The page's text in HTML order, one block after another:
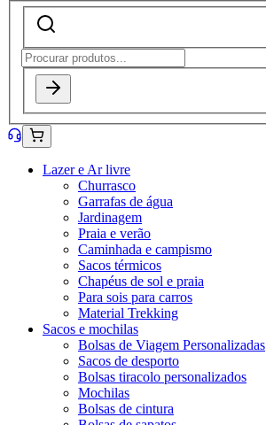
Lazer e Ar livre
Churrasco
Garrafas de água
Jardinagem
Praia e verão
Caminhada e campismo
Sacos térmicos
Chapéus de sol e praia
Para sois para carros
Material Trekking
Sacos e mochilas
Bolsas de Viagem Personalizadas
Sacos de desporto
Bolsas tiracolo personalizados
Mochilas
Bolsas de cintura